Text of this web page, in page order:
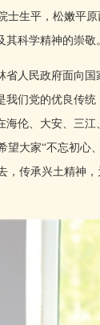
生平，松嫩平原
科学精神的崇敬
人民政府面向国
们党的优良传
伦、大安、三
大家“不忘初心
传承兴土精神